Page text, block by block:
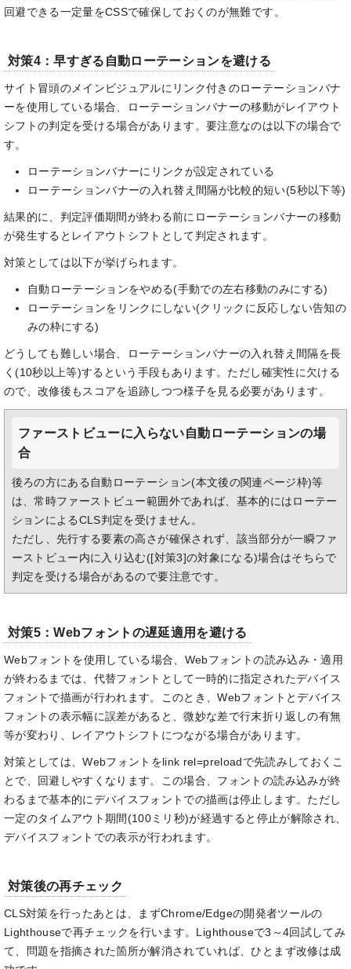
回避できる一定量をCSSで確保しておくのが無難です。
対策4：早すぎる自動ローテーションを避ける
サイト冒頭のメインビジュアルにリンク付きのローテーションバナ
ーを使用している場合、ローテーションバナーの移動がレイアウト
シフトの判定を受ける場合があります。要注意なのは以下の場合で
す。
ローテーションバナーにリンクが設定されている
ローテーションバナーの入れ替え間隔が比較的短い(5秒以下等)
結果的に、判定評価期間が終わる前にローテーションバナーの移動
が発生するとレイアウトシフトとして判定されます。
対策としては以下が挙げられます。
自動ローテーションをやめる(手動での左右移動のみにする)
ローテーションをリンクにしない(クリックに反応しない告知の
みの枠にする)
どうしても難しい場合、ローテーションバナーの入れ替え間隔を長
く(10秒以上等)するという手段もあります。ただし確実性に欠ける
ので、改修後もスコアを追跡しつつ様子を見る必要があります。
ファーストビューに入らない自動ローテーションの場
合
後ろの方にある自動ローテーション(本文後の関連ページ枠)等
は、常時ファーストビュー範囲外であれば、基本的にはローテー
ションによるCLS判定を受けません。
ただし、先行する要素の高さが確保されず、該当部分が一瞬ファ
ーストビュー内に入り込む([対策3]の対象になる)場合はそちらで
判定を受ける場合があるので要注意です。
対策5：Webフォントの遅延適用を避ける
Webフォントを使用している場合、Webフォントの読み込み・適用
が終わるまでは、代替フォントとして一時的に指定されたデバイス
フォントで描画が行われます。このとき、Webフォントとデバイス
フォントの表示幅に誤差があると、微妙な差で行末折り返しの有無
等が変わり、レイアウトシフトにつながる場合があります。
対策としては、Webフォントをlink rel=preloadで先読みしておくこ
とで、回避しやすくなります。この場合、フォントの読み込みが終
わるまで基本的にデバイスフォントでの描画は停止します。ただし
一定のタイムアウト期間(100ミリ秒)が経過すると停止が解除され、
デバイスフォントでの表示が行われます。
対策後の再チェック
CLS対策を行ったあとは、まずChrome/Edgeの開発者ツールの
Lighthouseで再チェックを行います。Lighthouseで3～4回試してみ
て、問題を指摘された箇所が解消されていれば、ひとまず改修は成